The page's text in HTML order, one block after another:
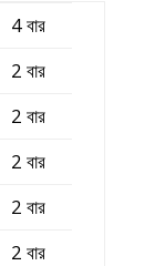
4 বার
2 বার
2 বার
2 বার
2 বার
2 বার